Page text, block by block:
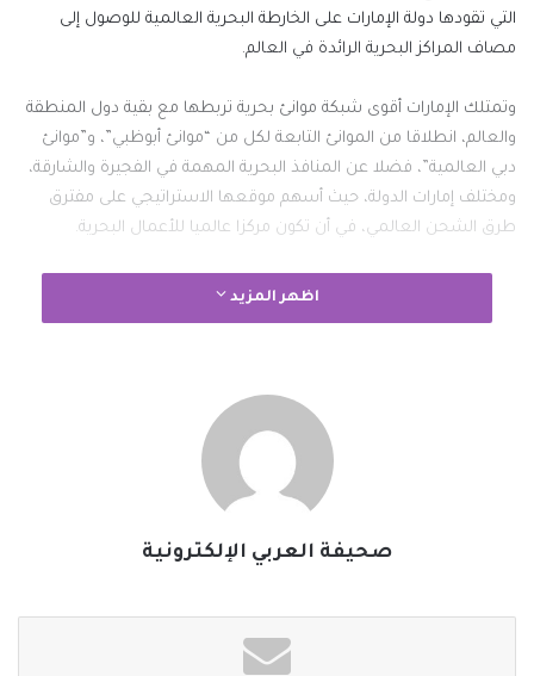
التي تقودها دولة الإمارات على الخارطة البحرية العالمية للوصول إلى
مصاف المراكز البحرية الرائدة في العالم.
وتمتلك الإمارات أقوى شبكة موانئ بحرية تربطها مع بقية دول المنطقة
والعالم، انطلاقا من الموانئ التابعة لكل من “موانئ أبوظبي”، و”موانئ
دبي العالمية”، فضلا عن المنافذ البحرية المهمة في الفجيرة والشارقة،
ومختلف إمارات الدولة، حيث أسهم موقعها الاستراتيجي على مفترق
طرق الشحن العالمي، في أن تكون مركزا عالميا للأعمال البحرية.
وإلى جانب ثرواتها الطبيعية، تسعى الإمارات باستمرار لتنمية وتطوير
القطاع، الذي يعد ركيزة أساسية لاقتصادها المحلي.
التنافسية العالمية في القطاع البحري، حيث صنّفت موانئ الإمارات ضمن
أفضل عشرة موانئ عالمية في حجم مناولة الحاويات، كما جاءت في
المركز الثالث عالميا في تيسير التجارة المنقولة بحرا وتزويد وقود السفن،
وفي المركز الخامس عالميا ضمن أهم المراكز البحرية الدولية.
اظهر المزيد
صحيفة العربي الإلكترونية